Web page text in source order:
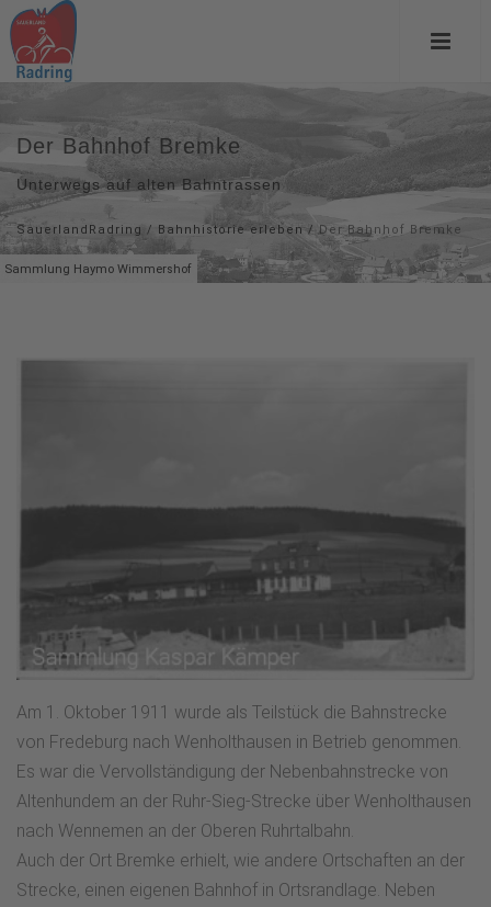
Sammlung Haymo Wimmershof
Der Bahnhof Bremke
Unterwegs auf alten Bahntrassen
SauerlandRadring / Bahnhistorie erleben/Der Bahnhof Bremke
Am 1. Oktober 1911 wurde als Teilstück die Bahnstrecke
von Fredeburg nach Wenholthausen in Betrieb genommen.
Es war die Vervollständigung der Nebenbahnstrecke von
Altenhundem an der Ruhr-Sieg-Strecke über Wenholthausen
nach Wennemen an der Oberen Ruhrtalbahn.
Auch der Ort Bremke erhielt, wie andere Ortschaften an der
Strecke, einen eigenen Bahnhof in Ortsrandlage. Neben